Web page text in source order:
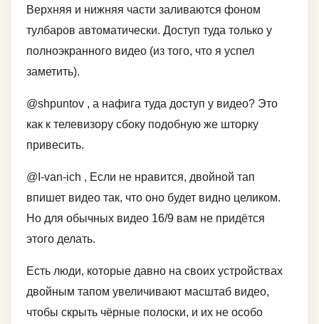
Верхняя и нижняя части заливаются фоном
тулбаров автоматически. Доступ туда только у
полноэкранного видео (из того, что я успел
заметить).
@shpuntov , а нафига туда доступ у видео? Это
как к телевизору сбоку подобную же шторку
привесить.
@I-van-ich , Если не нравится, двойной тап
впишет видео так, что оно будет видно целиком.
Но для обычных видео 16/9 вам не придётся
этого делать.
Есть люди, которые давно на своих устройствах
двойным тапом увеличивают масштаб видео,
чтобы скрыть чёрные полоски, и их не особо